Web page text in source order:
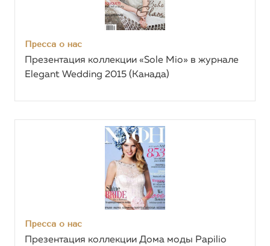
Пресса о нас
Презентация коллекции «Sole Mio» в журнале
Elegant Wedding 2015 (Канада)
Пресса о нас
Презентация коллекции Дома моды Papilio